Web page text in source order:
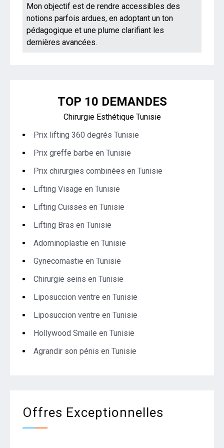
Mon objectif est de rendre accessibles des
notions parfois ardues, en adoptant un ton
pédagogique et une plume clarifiant les
dernières avancées.
TOP 10 DEMANDES
Chirurgie Esthétique Tunisie
Prix lifting 360 degrés Tunisie
Prix greffe barbe en Tunisie
Prix chirurgies combinées en Tunisie
Lifting Visage en Tunisie
Lifting Cuisses en Tunisie
Lifting Bras en Tunisie
Adominoplastie en Tunisie
Gynecomastie en Tunisie
Chirurgie seins en Tunisie
Liposuccion ventre en Tunisie
Liposuccion ventre en Tunisie
Hollywood Smaile en Tunisie
Agrandir son pénis en Tunisie
Offres Exceptionnelles